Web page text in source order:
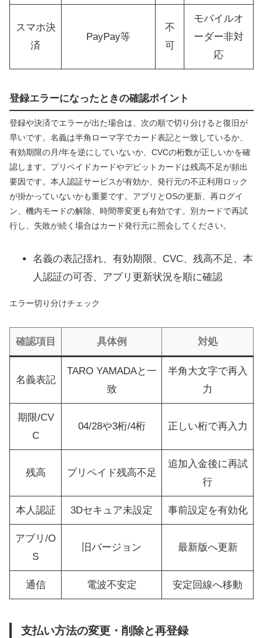
スマホ決
済
PayPay等
不
可
モバイルオ
ーダー非対
応
登録エラーになったときの確認ポイント
登録や決済でエラーが出た場合は、次の順で切り分けると復旧が
早いです。名義は半角ローマ字でカード表記と一致しているか、
有効期限の月/年を逆にしていないか、CVCの桁数が正しいかを確
認します。プリペイドカードやデビットカードは残高不足が頻出
要因です。本人認証サービスが有効か、発行元の不正利用ロック
が掛かっていないかも重要です。アプリとOSの更新、再ログイ
ン、機内モードの解除、時間帯変更も有効です。別カードで再試
行し、失敗が続く場合はカード発行元に照会してください。
名義の表記揺れ、有効期限、CVC、残高不足、本
人認証の可否、アプリ更新状況を順に確認
エラー切り分けチェック
確認項目 具体例 対処
名義表記
TARO YAMADAと一
致
半角大文字で再入
力
期限/CV
C
04/28や3桁/4桁 正しい桁で再入力
残高 プリペイド残高不足
追加入金後に再試
行
本人認証 3Dセキュア未設定 事前設定を有効化
アプリ/O
S
旧バージョン 最新版へ更新
通信 電波不安定 安定回線へ移動
支払い方法の変更・削除と再登録